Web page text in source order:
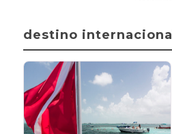
destino internacional